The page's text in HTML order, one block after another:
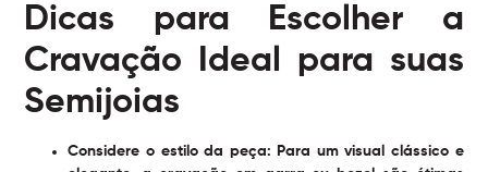
Dicas para Escolher a
Cravação Ideal para suas
Semijoias
Considere o estilo da peça: Para um visual clássico e